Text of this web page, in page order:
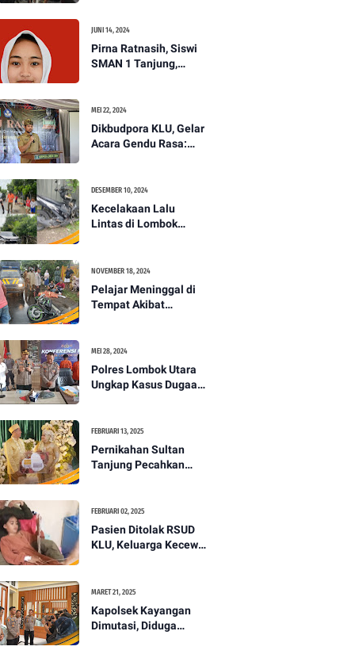
JUNI 14, 2024
Pirna Ratnasih, Siswi
SMAN 1 Tanjung,
Paskibraka Tingkat
Nasional
MEI 22, 2024
Dikbudpora KLU, Gelar
Acara Gendu Rasa:
Masyarakat Dayan
Gunung
DESEMBER 10, 2024
Kecelakaan Lalu
Lintas di Lombok
PENANTB
NOVEMBER 18, 2024
Pelajar Meninggal di
Tempat Akibat
Utara -PENANTB
MEI 28, 2024
Polres Lombok Utara
Ungkap Kasus Dugaan
Gantung Diri
FEBRUARI 13, 2025
Pernikahan Sultan
Tanjung Pecahkan
PENANTB
FEBRUARI 02, 2025
Pasien Ditolak RSUD
KLU, Keluarga Kecewa
MARET 21, 2025
Kapolsek Kayangan
Dimutasi, Diduga